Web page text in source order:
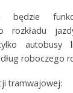
będzie
rozkładu
roboczego
tramwajowej: